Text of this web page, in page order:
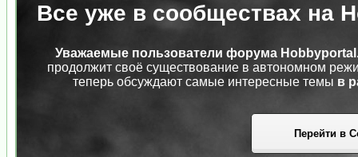
Все уже в сообществах на
Уважаемые пользователи форума
продолжит своё существование в автономном
теперь обсуждают самые интересные темы в
Перейти в